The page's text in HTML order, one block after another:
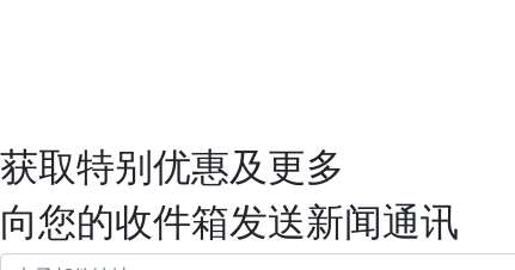
获取特别优惠及更多
向您的收件箱发送新闻通讯